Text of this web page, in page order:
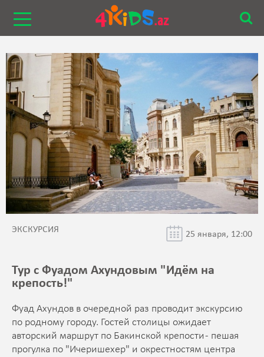
ЭКСКУРСИЯ 25 января, 12:00
Тур с Фуадом Ахундовым "Идём на
крепость!"
Фуад Ахундов в очередной раз проводит экскурсию
по родному городу. Гостей столицы ожидает
авторский маршрут по Бакинской крепости - пешая
прогулка по "Ичеришехер" и окрестностям центра